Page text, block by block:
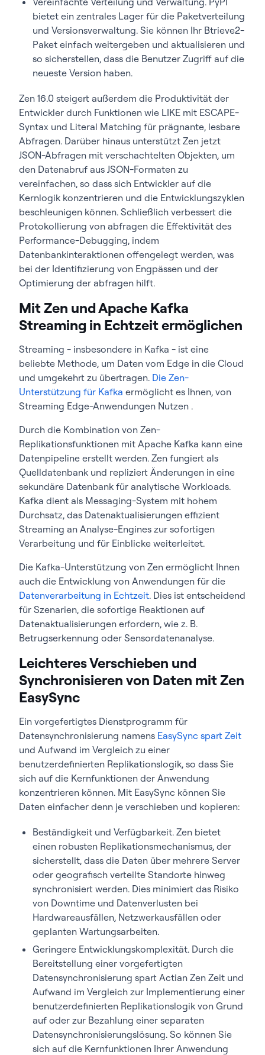
bietet ein zentrales Lager für die Paketverteilung
und Versionsverwaltung. Sie können Ihr Btrieve2-
Paket einfach weitergeben und aktualisieren und
so sicherstellen, dass die Benutzer Zugriff auf die
neueste Version haben.
Zen 16.0 steigert außerdem die Produktivität der
Entwickler durch Funktionen wie LIKE mit ESCAPE-
Syntax und Literal Matching für prägnante, lesbare
Abfragen. Darüber hinaus unterstützt Zen jetzt
JSON-Abfragen mit verschachtelten Objekten, um
den Datenabruf aus JSON-Formaten zu
vereinfachen, so dass sich Entwickler auf die
Kernlogik konzentrieren und die Entwicklungszyklen
beschleunigen können. Schließlich verbessert die
Protokollierung von abfragen die Effektivität des
Performance-Debugging, indem
Datenbankinteraktionen offengelegt werden, was
bei der Identifizierung von Engpässen und der
Optimierung der abfragen hilft.
Mit Zen und Apache Kafka
Streaming in Echtzeit ermöglichen
Streaming - insbesondere in Kafka - ist eine
beliebte Methode, um Daten vom Edge in die Cloud
und umgekehrt zu übertragen. Die Zen-
Unterstützung für Kafka ermöglicht es Ihnen, von
Streaming Edge-Anwendungen Nutzen .
Durch die Kombination von Zen-
Replikationsfunktionen mit Apache Kafka kann eine
Datenpipeline erstellt werden. Zen fungiert als
Quelldatenbank und repliziert Änderungen in eine
sekundäre Datenbank für analytische Workloads.
Kafka dient als Messaging-System mit hohem
Durchsatz, das Datenaktualisierungen effizient
Streaming an Analyse-Engines zur sofortigen
Verarbeitung und für Einblicke weiterleitet.
Die Kafka-Unterstützung von Zen ermöglicht Ihnen
auch die Entwicklung von Anwendungen für die
Datenverarbeitung in Echtzeit. Dies ist entscheidend
für Szenarien, die sofortige Reaktionen auf
Datenaktualisierungen erfordern, wie z. B.
Betrugserkennung oder Sensordatenanalyse.
Leichteres Verschieben und
Synchronisieren von Daten mit Zen
EasySync
Ein vorgefertigtes Dienstprogramm für
Datensynchronisierung namens EasySync spart Zeit
und Aufwand im Vergleich zu einer
benutzerdefinierten Replikationslogik, so dass Sie
sich auf die Kernfunktionen der Anwendung
konzentrieren können. Mit EasySync können Sie
Daten einfacher denn je verschieben und kopieren:
Beständigkeit und Verfügbarkeit. Zen bietet
einen robusten Replikationsmechanismus, der
sicherstellt, dass die Daten über mehrere Server
oder geografisch verteilte Standorte hinweg
synchronisiert werden. Dies minimiert das Risiko
von Downtime und Datenverlusten bei
Hardwareausfällen, Netzwerkausfällen oder
geplanten Wartungsarbeiten.
Geringere Entwicklungskomplexität. Durch die
Bereitstellung einer vorgefertigten
Datensynchronisierung spart Actian Zen Zeit und
Aufwand im Vergleich zur Implementierung einer
benutzerdefinierten Replikationslogik von Grund
auf oder zur Bezahlung einer separaten
Datensynchronisierungslösung. So können Sie
sich auf die Kernfunktionen Ihrer Anwendung